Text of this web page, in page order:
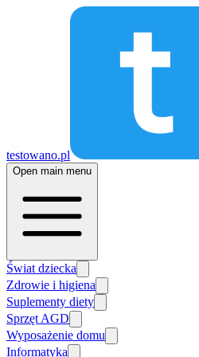
testowano.pl
Open main menu
Świat dziecka
Zdrowie i higiena
Suplementy diety
Sprzęt AGD
Wyposażenie domu
Informatyka